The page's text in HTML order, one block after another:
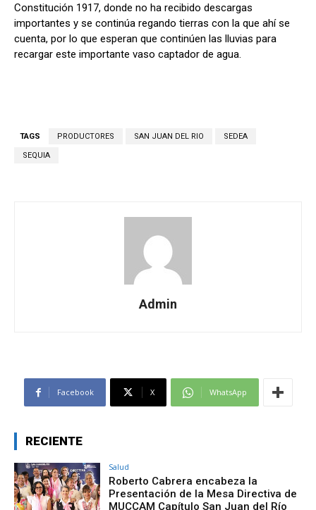
Constitución 1917, donde no ha recibido descargas
importantes y se continúa regando tierras con la que ahí se
cuenta, por lo que esperan que continúen las lluvias para
recargar este importante vaso captador de agua.
TAGS PRODUCTORES SAN JUAN DEL RIO SEDEA
SEQUIA
Admin
Facebook X WhatsApp
RECIENTE
Salud
Roberto Cabrera encabeza la
Presentación de la Mesa Directiva de
MUCCAM Capítulo San Juan del Río